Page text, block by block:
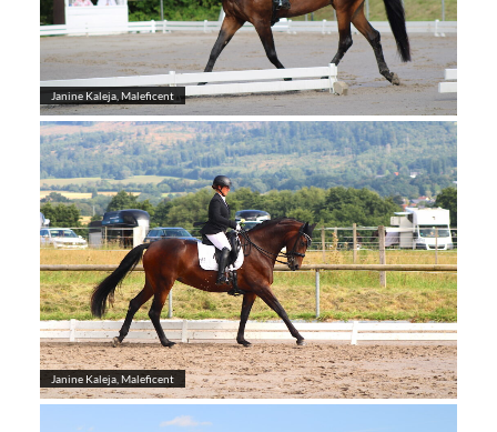
Janine Kaleja, Maleficent
Janine Kaleja, Maleficent